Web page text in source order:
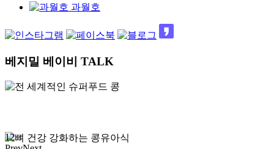
과월호
베지밀 베이비 TALK
12